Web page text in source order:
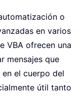
o
en varios
VBA ofrecen una
mensajes que
el cuerpo del
útil tanto